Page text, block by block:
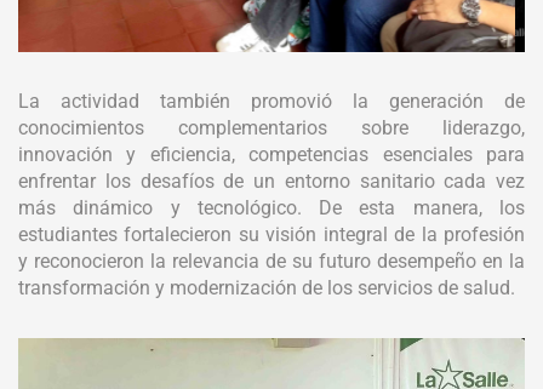
La actividad también promovió la generación de
conocimientos complementarios sobre liderazgo,
innovación y eficiencia, competencias esenciales para
enfrentar los desafíos de un entorno sanitario cada vez
más dinámico y tecnológico. De esta manera, los
estudiantes fortalecieron su visión integral de la profesión
y reconocieron la relevancia de su futuro desempeño en la
transformación y modernización de los servicios de salud.